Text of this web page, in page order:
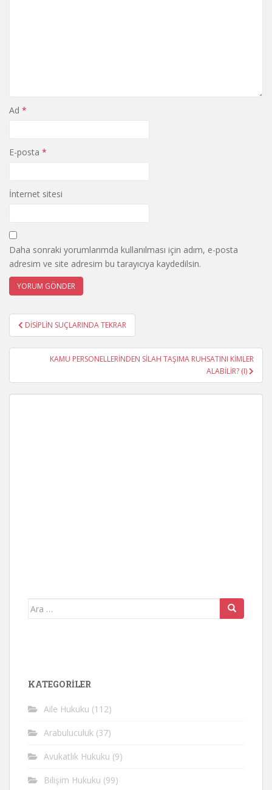
Ad *
E-posta *
İnternet sitesi
Daha sonraki yorumlarımda kullanılması için adım, e-posta
adresim ve site adresim bu tarayıcıya kaydedilsin.
Yazı
gezinmesi
DİSİPLİN SUÇLARINDA TEKRAR
KAMU PERSONELLERİNDEN SİLAH TAŞIMA RUHSATINI KİMLER
ALABİLİR? (I)
Arama
KATEGORİLER
Aile Hukuku (112)
Arabuluculuk (37)
Avukatlık Hukuku (9)
Bilişim Hukuku (99)